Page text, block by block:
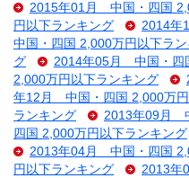
2015年01月 中国・四国
円以下ランキング
2014年
中国・四国 2,000万円以下ラ
グ
2014年05月 中国・四
2,000万円以下ランキング
年12月 中国・四国 2,000万
ランキング
2013年09月
四国 2,000万円以下ランキング
2013年04月 中国・四国
円以下ランキング
2013年